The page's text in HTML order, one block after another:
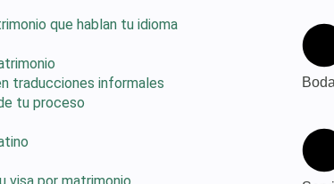
que hablan tu idioma
traducciones informales
tu proceso